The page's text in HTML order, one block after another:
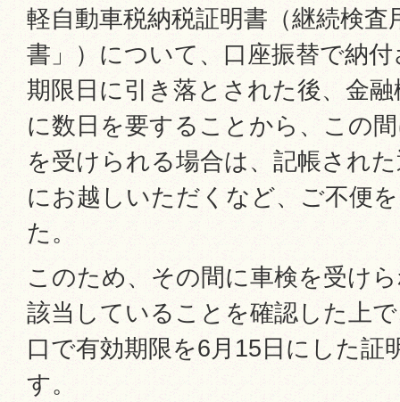
軽自動車税納税証明書（継続検査
書」）について、口座振替で納
期限日に引き落とされた後、金
に数日を要することから、この
を受けられる場合は、記帳され
にお越しいただくなど、ご不便
た。
このため、その間に車検を受け
該当していることを確認した上
口で有効期限を6月15日にした証
す。